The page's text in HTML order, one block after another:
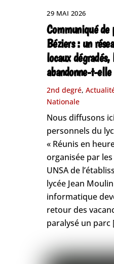
29 MAI 2026
Communiqué de
Béziers : un
locaux
abandonne-t-
2nd degré,
Nationale
Nous diffusons
personnels du
« Réunis en
organisée par les
UNSA de
lycée Jean
informatique
retour des
paralysé un parc